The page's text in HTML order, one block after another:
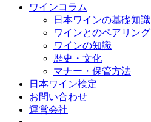
ワインコラム
日本ワインの基礎知識
ワインとのペアリング
ワインの知識
歴史・文化
マナー・保管方法
日本ワイン検定
お問い合わせ
運営会社